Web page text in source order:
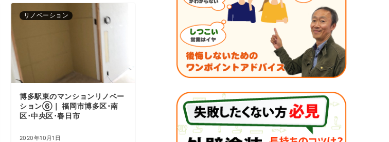
リノベーション
博多駅東のマンションリノベー
ション⑥｜ 福岡市博多区･南
区･中央区･春日市
2020年10月1日